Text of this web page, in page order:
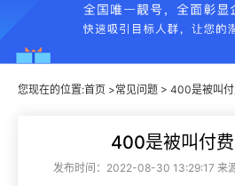
您现在的位置:首页 >常见问题 > 400是被叫
400是被叫付
发布时间：2022-08-30 13:29:17 来